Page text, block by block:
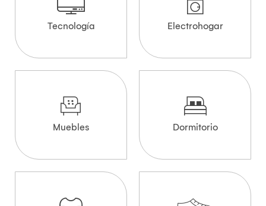
Tecnología Electrohogar
Muebles Dormitorio